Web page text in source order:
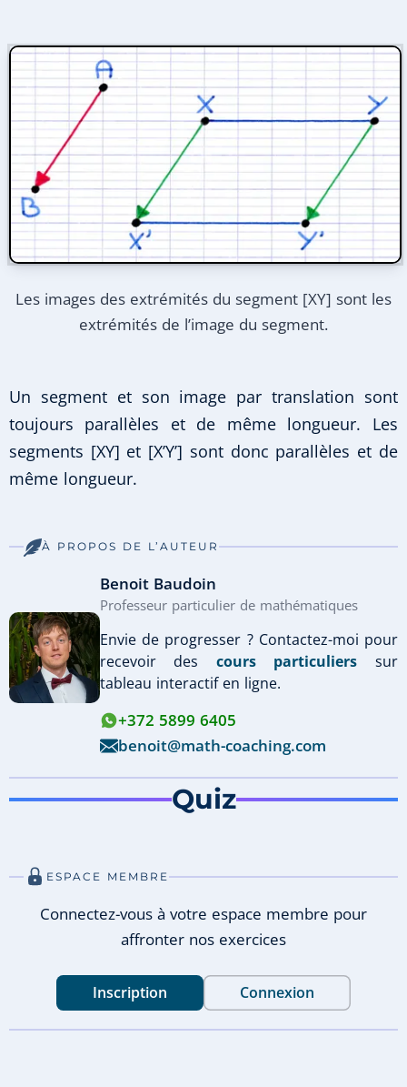
Les images des extrémités du segment [XY] sont les
extrémités de l’image du segment.
Un segment et son image par translation sont
toujours parallèles et de même longueur. Les
segments [XY] et [X’Y’] sont donc parallèles et de
même longueur.
À PROPOS DE L’AUTEUR
Benoit Baudoin
Professeur particulier de mathématiques
Envie de progresser ? Contactez-moi pour
recevoir des cours particuliers sur
tableau interactif en ligne.
+372 5899 6405
benoit@math-coaching.com
Quiz
ESPACE MEMBRE
Connectez-vous à votre espace membre pour
affronter nos exercices
Inscription Connexion